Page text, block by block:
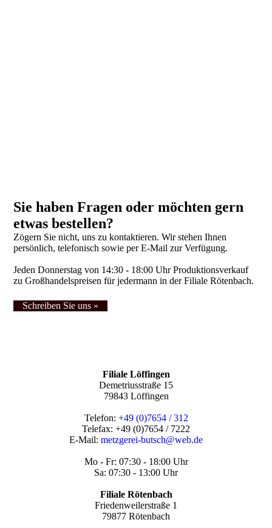
Sie haben Fragen oder möchten gern
etwas bestellen?
Zögern Sie nicht, uns zu kontaktieren. Wir stehen Ihnen
persönlich, telefonisch sowie per E-Mail zur Verfügung.
Jeden Donnerstag von 14:30 - 18:00 Uhr Produktionsverkauf
zu Großhandelspreisen für jedermann in der Filiale Rötenbach.
Schreiben Sie uns »
Filiale Löffingen
Demetriusstraße 15
79843 Löffingen
Telefon: +49 (0)7654 / 312
Telefax: +49 (0)7654 / 7222
E-Mail: metzgerei-butsch@web.de
Mo - Fr: 07:30 - 18:00 Uhr
Sa: 07:30 - 13:00 Uhr
Filiale Rötenbach
Friedenweilerstraße 1
79877 Rötenbach